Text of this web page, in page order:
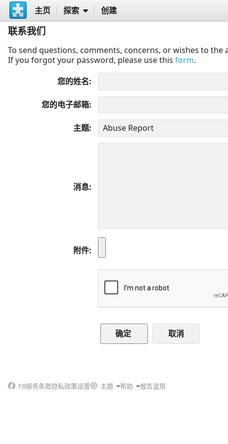
主页 探索 创建
联系我们
To send questions, comments, concerns, or wishes to
If you forgot your password, please use this form.
您的姓名
您的电子邮箱
主题
消息
附件
取消
FB服务条款隐私政策设置 主题 帮助 报告滥用